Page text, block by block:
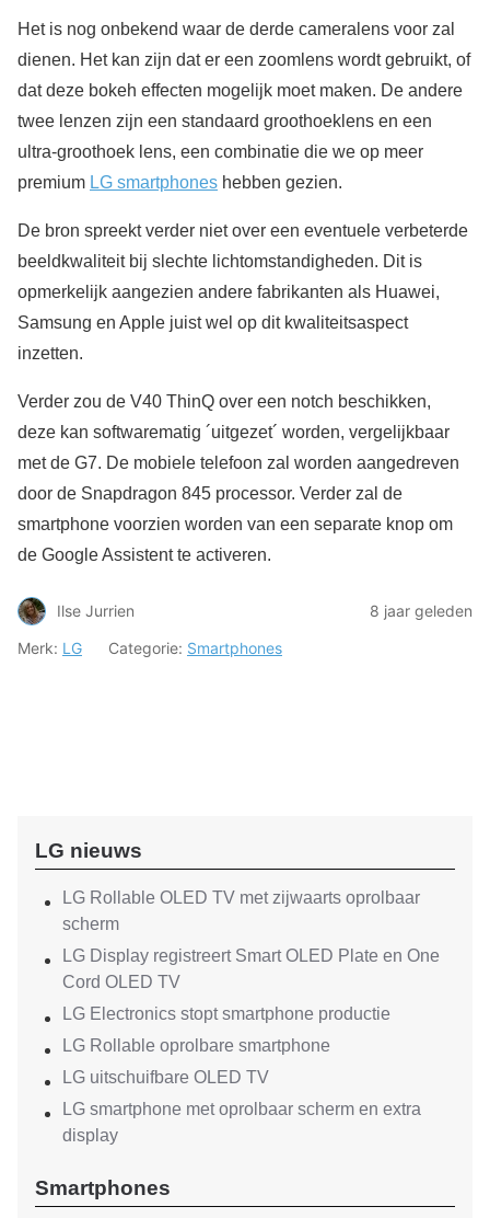
Het is nog onbekend waar de derde cameralens voor zal
dienen. Het kan zijn dat er een zoomlens wordt gebruikt, of
dat deze bokeh effecten mogelijk moet maken. De andere
twee lenzen zijn een standaard groothoeklens en een
ultra-groothoek lens, een combinatie die we op meer
premium LG smartphones hebben gezien.
De bron spreekt verder niet over een eventuele verbeterde
beeldkwaliteit bij slechte lichtomstandigheden. Dit is
opmerkelijk aangezien andere fabrikanten als Huawei,
Samsung en Apple juist wel op dit kwaliteitsaspect
inzetten.
Verder zou de V40 ThinQ over een notch beschikken,
deze kan softwarematig ´uitgezet´ worden, vergelijkbaar
met de G7. De mobiele telefoon zal worden aangedreven
door de Snapdragon 845 processor. Verder zal de
smartphone voorzien worden van een separate knop om
de Google Assistent te activeren.
Ilse Jurrien
8 jaar geleden
Merk: LG Categorie: Smartphones
LG nieuws
LG Rollable OLED TV met zijwaarts oprolbaar
scherm
LG Display registreert Smart OLED Plate en One
Cord OLED TV
LG Electronics stopt smartphone productie
LG Rollable oprolbare smartphone
LG uitschuifbare OLED TV
LG smartphone met oprolbaar scherm en extra
display
Smartphones